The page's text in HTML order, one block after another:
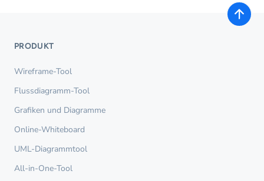
PRODUKT
Wireframe-Tool
Flussdiagramm-Tool
Grafiken und Diagramme
Online-Whiteboard
UML-Diagrammtool
All-in-One-Tool